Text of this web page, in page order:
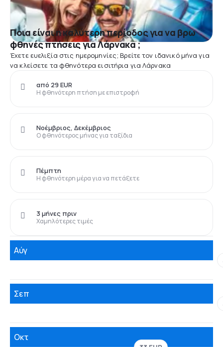
Ποια είναι η καλύτερη περίοδος για να βρω
φθηνές πτήσεις για Λάρνακα ;
Έχετε ευελιξία στις ημερομηνίες; Βρείτε τον ιδανικό μήνα για
να κλείσετε τα φθηνότερα εισιτήρια για Λάρνακα
Η φθηνότερη πτήση με επιστροφή
από 29 EUR
Ο φθηνότερος μήνας για ταξίδια
Νοέμβριος, Δεκέμβριος
Η φθηνότερη μέρα για να πετάξετε
Πέμπτη
Χαμηλότερες τιμές
3 μήνες πριν
Αύγ
Σεπ
Οκτ